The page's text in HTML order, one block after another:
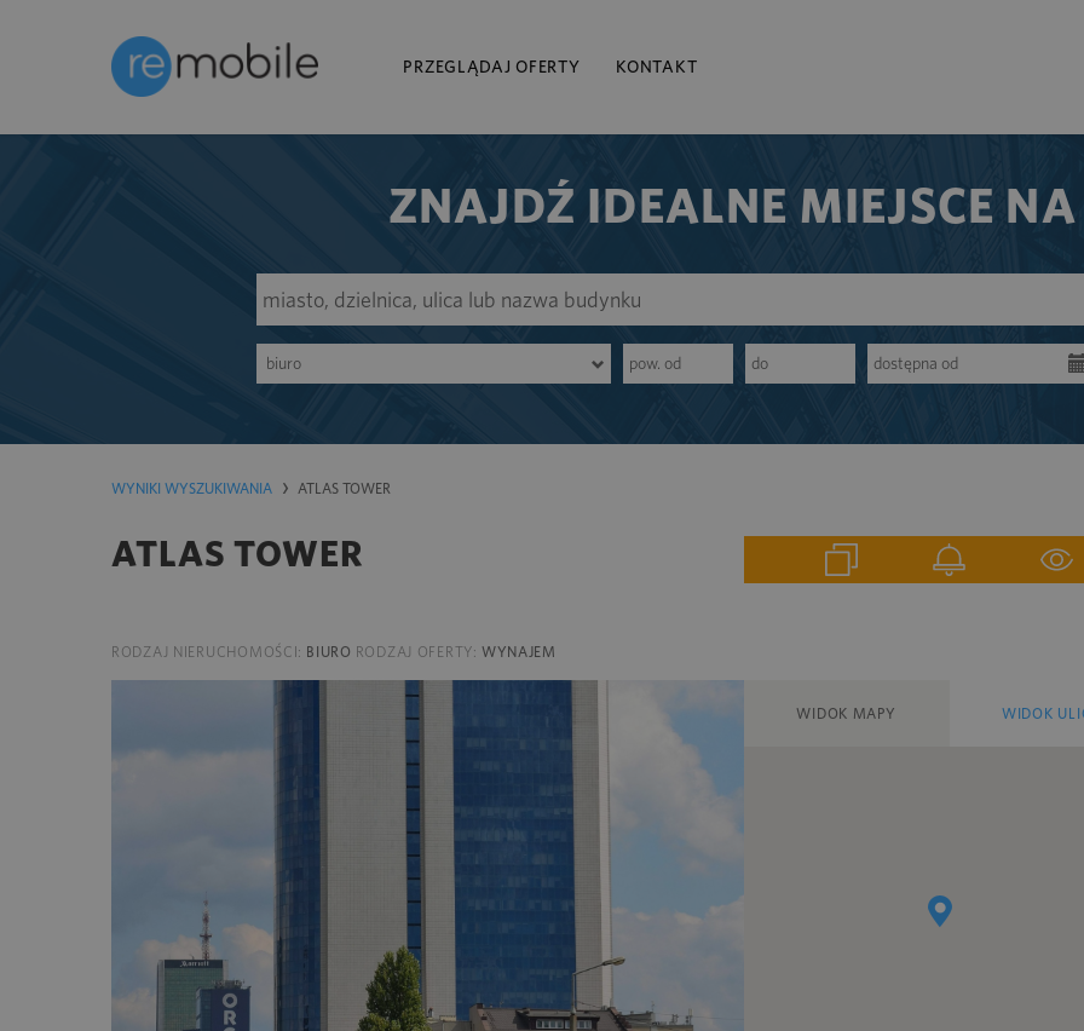
PRZEGLĄDAJ OFERTY KONTAKT
ZNAJDŹ IDEALNE MIEJSCE
biuro
WYNIKI WYSZUKIWANIA ATLAS TOWER
ATLAS TOWER
RODZAJ NIERUCHOMOŚCI: BIURO RODZAJ OFERTY: WYNAJEM
WIDOK MAPY WIDOK